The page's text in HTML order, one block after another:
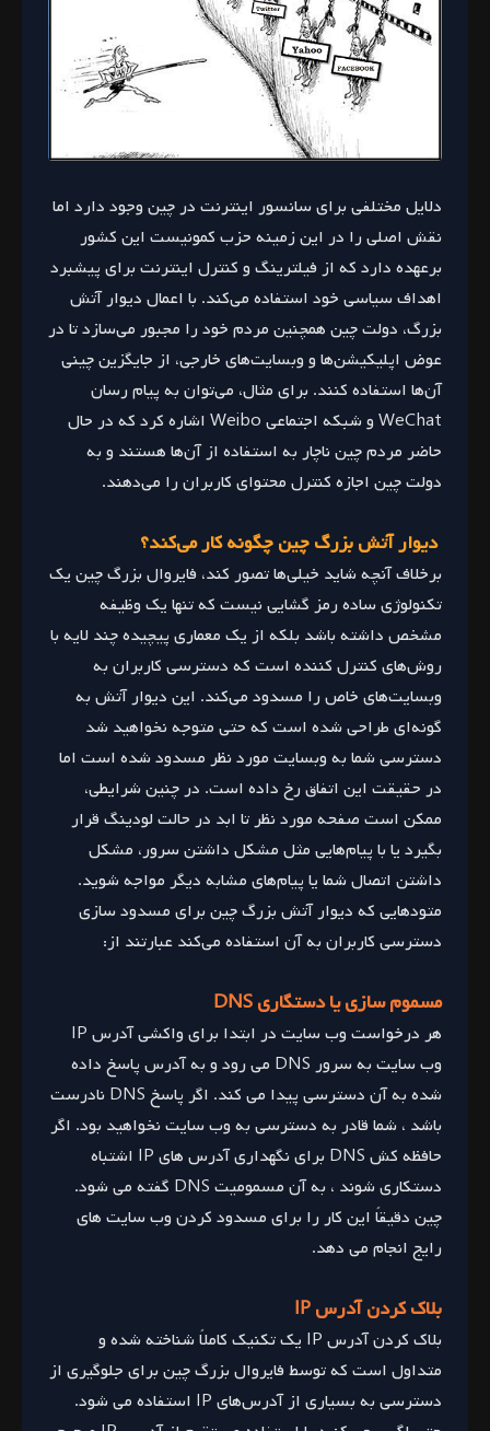
دلایل مختلفی برای سانسور اینترنت در چین وجود دارد اما
نقش اصلی را در این زمینه حزب کمونیست این کشور
برعهده دارد که از فیلترینگ و کنترل اینترنت برای پیشبرد
اهداف سیاسی خود استفاده می‌کند. با اعمال دیوار آتش
بزرگ، دولت چین همچنین مردم خود را مجبور می‌سازد تا در
عوض اپلیکیشن‌ها و وبسایت‌های خارجی، از جایگزین چینی
آن‌ها استفاده کنند. برای مثال، می‌توان به پیام رسان
WeChat و شبکه اجتماعی Weibo اشاره کرد که در حال
حاضر مردم چین ناچار به استفاده از آن‌ها هستند و به
دولت چین اجازه کنترل محتوای کاربران را می‌دهند.
دیوار آتش بزرگ چین چگونه کار می‌کند؟
برخلاف آنچه شاید خیلی‌ها تصور کند، فایروال بزرگ چین یک
تکنولوژی ساده رمز گشایی نیست که تنها یک وظیفه
مشخص داشته باشد بلکه از یک معماری پیچیده چند لایه با
روش‌های کنترل کننده است که دسترسی کاربران به
وبسایت‌های خاص را مسدود می‌کند. این دیوار آتش به
گونه‌ای طراحی شده است که حتی متوجه نخواهید شد
دسترسی شما به وبسایت مورد نظر مسدود شده است اما
در حقیقت این اتفاق رخ داده است. در چنین شرایطی،
ممکن است صفحه مورد نظر تا ابد در حالت لودینگ قرار
بگیرد یا با پیام‌هایی مثل مشکل داشتن سرور، مشکل
داشتن اتصال شما یا پیام‌های مشابه دیگر مواجه شوید.
متودهایی که دیوار آتش بزرگ چین برای مسدود سازی
دسترسی کاربران به آن استفاده می‌کند عبارتند از:
مسموم سازی یا دستگاری DNS
هر درخواست وب سایت در ابتدا برای واکشی آدرس IP
وب سایت به سرور DNS می رود و به آدرس پاسخ داده
شده به آن دسترسی پیدا می کند. اگر پاسخ DNS نادرست
باشد ، شما قادر به دسترسی به وب سایت نخواهید بود. اگر
حافظه کش DNS برای نگهداری آدرس های IP اشتباه
دستکاری شوند ، به آن مسمومیت DNS گفته می شود.
چین دقیقاً این کار را برای مسدود کردن وب سایت های
رایج انجام می دهد.
بلاک کردن آدرس IP
بلاک کردن آدرس IP یک تکنیک کاملاً شناخته شده و
متداول است که توسط فایروال بزرگ چین برای جلوگیری از
دسترسی به بسیاری از آدرس‌های IP استفاده می شود.